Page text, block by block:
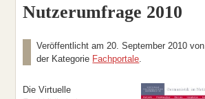
Nutzerumfrage 2010
Veröffentlicht am 20. September 2010 von
der Kategorie Fachportale
Die Virtuelle